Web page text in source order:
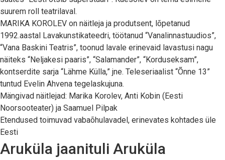
suurem roll teatrilaval.
MARIKA KOROLEV on näitleja ja produtsent, lõpetanud
1992.aastal Lavakunstikateedri, töötanud “Vanalinnastuudios”,
“Vana Baskini Teatris”, toonud lavale erinevaid lavastusi nagu
näiteks “Neljakesi paaris”, “Salamander”, “Korduseksam”,
kontserdite sarja “Lähme Külla,” jne. Teleseriaalist “Õnne 13”
tuntud Evelin Ahvena tegelaskujuna.
Mängivad näitlejad: Marika Korolev, Anti Kobin (Eesti
Noorsooteater) ja Saamuel Pilpak
Etendused toimuvad vabaõhulavadel, erinevates kohtades üle
Eesti
Aruküla jaanituli Aruküla